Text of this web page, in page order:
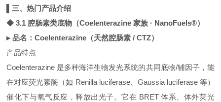
▌三、热门产品介绍
◆ 3.1 腔肠素类底物（Coelenterazine 家族 · NanoFuels®）
▸ 品名：Coelenterazine（天然腔肠素 / CTZ）
产品特点
Coelenterazine 是多种海洋生物发光系统的共同底物/辅因子，能
在对应荧光素酶（如 Renilla luciferase、Gaussia luciferase 等）
催化下与氧气反应，释放出光子。它在 BRET 体系、体外荧光